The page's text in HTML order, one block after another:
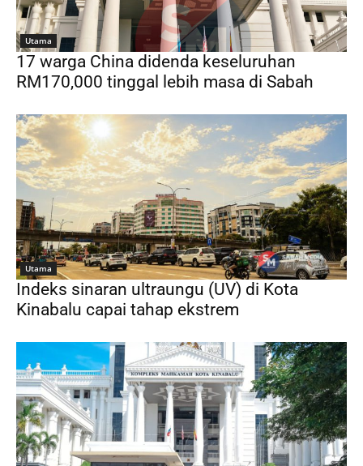
Utama
17 warga China didenda keseluruhan
RM170,000 tinggal lebih masa di Sabah
Utama
Indeks sinaran ultraungu (UV) di Kota
Kinabalu capai tahap ekstrem